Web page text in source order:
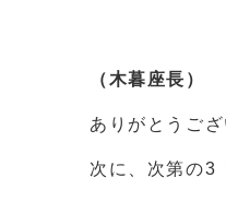
（木暮座長）
ありがとうござ
次に、次第の3